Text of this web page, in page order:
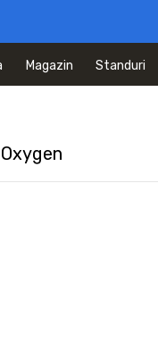
Magazin Standuri